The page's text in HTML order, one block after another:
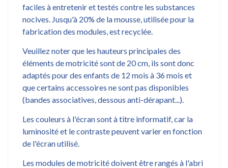
faciles à entretenir et testés contre les substances
nocives. Jusqu'à 20% de la mousse, utilisée pour la
fabrication des modules, est recyclée.
Veuillez noter que les hauteurs principales des
éléments de motricité sont de 20 cm, ils sont donc
adaptés pour des enfants de 12 mois à 36 mois et
que certains accessoires ne sont pas disponibles
(bandes associatives, dessous anti-dérapant...).
Les couleurs à l'écran sont à titre informatif, car la
luminosité et le contraste peuvent varier en fonction
de l'écran utilisé.
Les modules de motricité doivent être rangés à l'abri